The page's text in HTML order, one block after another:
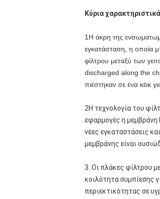
Κύρια
1Η άκρη της
εγκατάσταση, η οποία
φίλτρου μεταξύ των
discharged along the
πιέστηκαν σε ένα κέικ
2Η τεχνολογία του
εφαρμογές η μεμβράνη
νέες εγκαταστάσεις
μεμβράνης είναι
3. Οι πλάκες φίλτρου
κοιλότητα συμπίεσης
περιεκτικότητας σε